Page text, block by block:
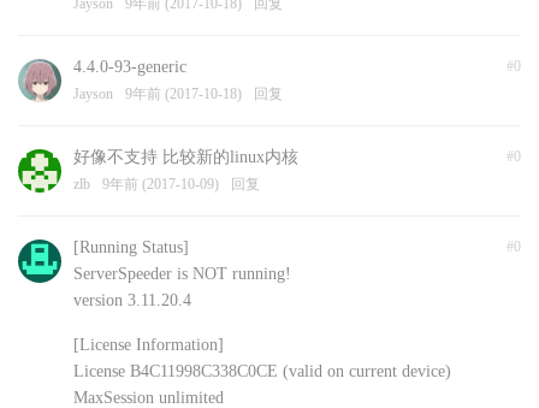
Jayson 9年前 (2017-10-18) 回复
#0
4.4.0-93-generic
Jayson 9年前 (2017-10-18) 回复
#0
好像不支持 比较新的linux内核
zlb 9年前 (2017-10-09) 回复
#0
[Running Status]
ServerSpeeder is NOT running!
version 3.11.20.4
[License Information]
License B4C11998C338C0CE (valid on current device)
MaxSession unlimited